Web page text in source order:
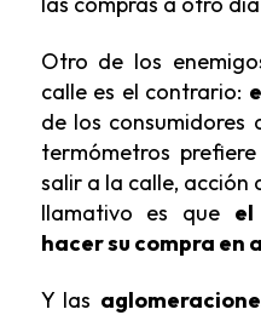
Otro de los
calle es el contrario:
de los consumidores
termómetros
salir a la calle, acción
llamativo es que el
hacer su compra en
Y las